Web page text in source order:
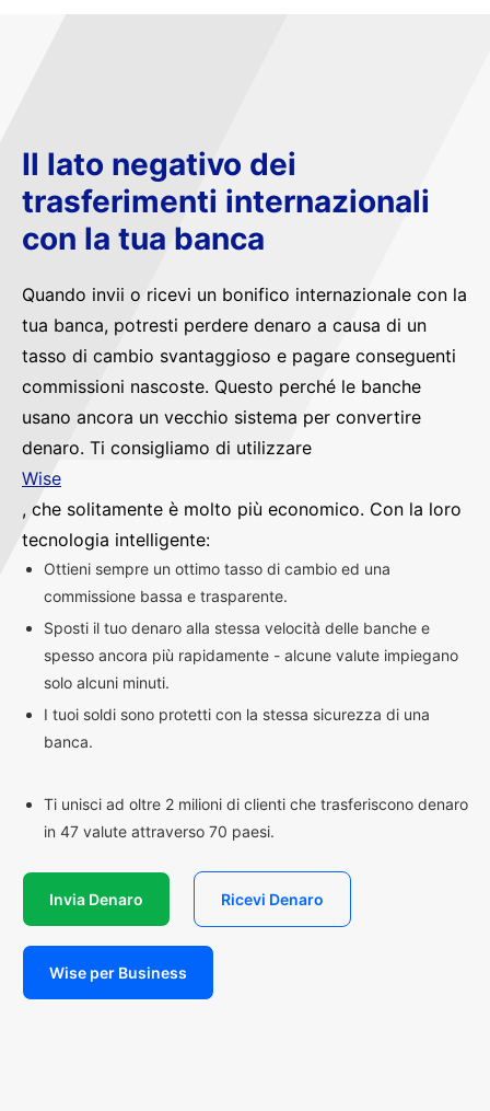
Il lato negativo dei
trasferimenti internazionali
con la tua banca
Quando invii o ricevi un bonifico internazionale con la
tua banca, potresti perdere denaro a causa di un
tasso di cambio svantaggioso e pagare conseguenti
commissioni nascoste. Questo perché le banche
usano ancora un vecchio sistema per convertire
denaro. Ti consigliamo di utilizzare
Wise
, che solitamente è molto più economico. Con la loro
tecnologia intelligente:
Ottieni sempre un ottimo tasso di cambio ed una
commissione bassa e trasparente.
Sposti il tuo denaro alla stessa velocità delle banche e
spesso ancora più rapidamente - alcune valute impiegano
solo alcuni minuti.
I tuoi soldi sono protetti con la stessa sicurezza di una
banca.
Ti unisci ad oltre 2 milioni di clienti che trasferiscono denaro
in 47 valute attraverso 70 paesi.
Invia Denaro Ricevi Denaro
Wise per Business